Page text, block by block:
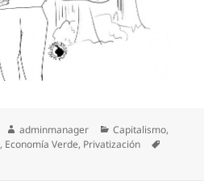
Autor
adminmanager Categorías
Capitalismo,
, Economía Verde, Privatización